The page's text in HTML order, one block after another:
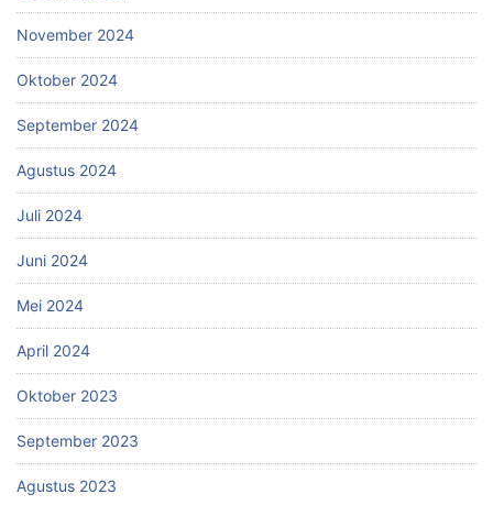
November 2024
Oktober 2024
September 2024
Agustus 2024
Juli 2024
Juni 2024
Mei 2024
April 2024
Oktober 2023
September 2023
Agustus 2023